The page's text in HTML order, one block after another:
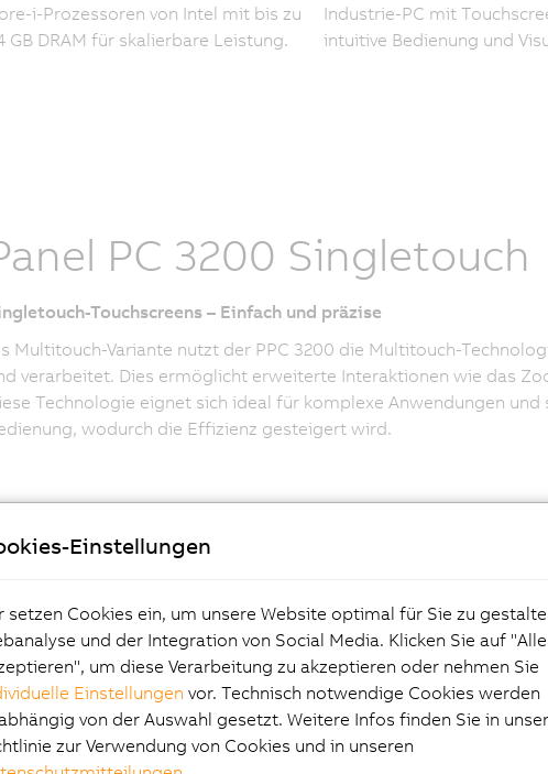
i-Prozessoren von Intel mit bis zu
GB DRAM für skalierbare Leistung.
Industrie-PC mit
intuitive Bedienung und
PC 3200 Singletouch
Touchscreens – Einfach und präzise
Multitouch-Variante nutzt der PPC 3200 die Multitouch-
verarbeitet. Dies ermöglicht erweiterte Interaktionen wie das
Technologie eignet sich ideal für komplexe Anwendungen
wodurch die Effizienz gesteigert wird.
integriert für
Einstellungen
setzen Cookies ein, um unsere Website optimal für Sie zu
und der Integration von Social Media. Klicken Sie auf
um diese Verarbeitung zu akzeptieren oder nehmen Sie
Einstellungen vor. Technisch notwendige Cookies werden
von der Auswahl gesetzt. Weitere Infos finden Sie in
zur Verwendung von Cookies und in unseren